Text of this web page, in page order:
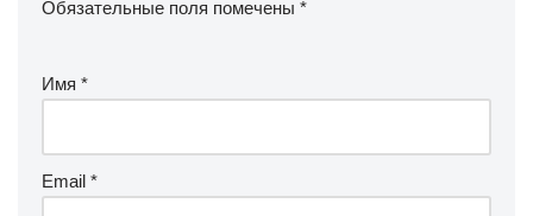
Обязательные поля помечены *
Имя *
Email *